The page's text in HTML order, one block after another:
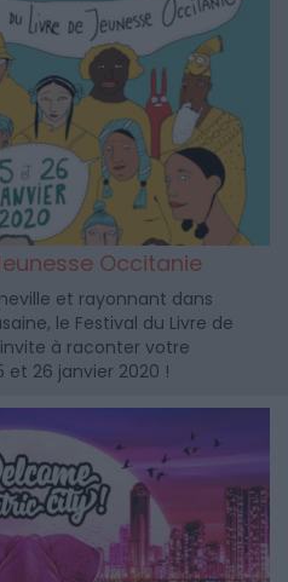
Occitanie
et rayonnant dans
le Festival du Livre de
à raconter votre
et 26 janvier 2020 !